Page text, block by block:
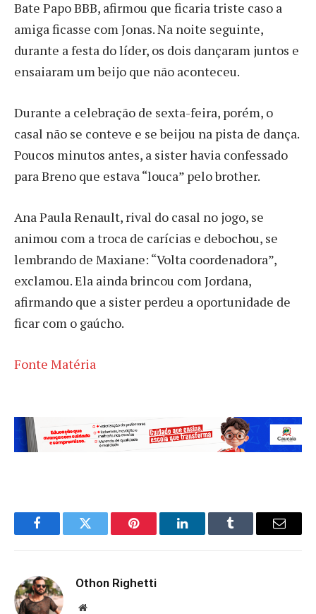
Bate Papo BBB, afirmou que ficaria triste caso a
amiga ficasse com Jonas. Na noite seguinte,
durante a festa do líder, os dois dançaram juntos e
ensaiaram um beijo que não aconteceu.
Durante a celebração de sexta-feira, porém, o
casal não se conteve e se beijou na pista de dança.
Poucos minutos antes, a sister havia confessado
para Breno que estava “louca” pelo brother.
Ana Paula Renault, rival do casal no jogo, se
animou com a troca de carícias e debochou, se
lembrando de Maxiane: “Volta coordenadora”,
exclamou. Ela ainda brincou com Jordana,
afirmando que a sister perdeu a oportunidade de
ficar com o gaúcho.
Fonte Matéria
FacebookTwitter Pinterest LinkedInTumblr Email
Othon Righetti
Website